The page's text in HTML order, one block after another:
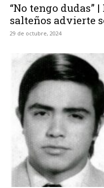
“No tengo dudas”
salteños advierte
29 de octubre, 2024